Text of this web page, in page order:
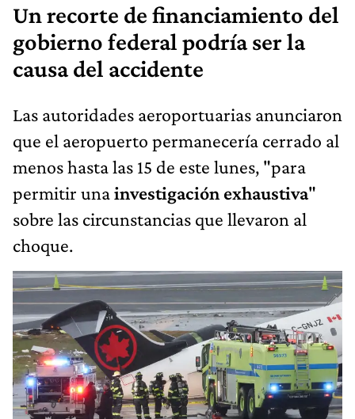
Un recorte de financiamiento del
gobierno federal podría ser la
causa del accidente
Las autoridades aeroportuarias anunciaron
que el aeropuerto permanecería cerrado al
menos hasta las 15 de este lunes, "para
permitir unainvestigación exhaustiva"
sobre las circunstancias que llevaron al
choque.